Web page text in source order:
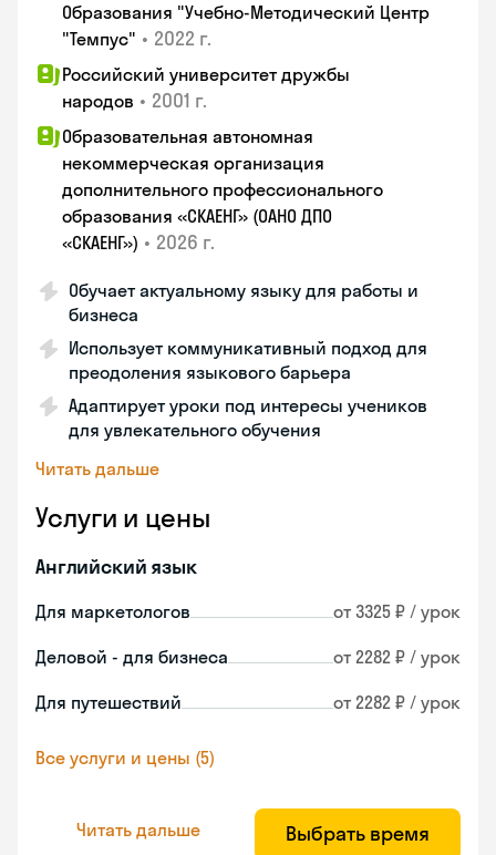
Образования "Учебно-Методический Центр
"Темпус" • 2022 г.
Российский университет дружбы
народов • 2001 г.
Образовательная автономная
некоммерческая организация
дополнительного профессионального
образования «СКАЕНГ» (ОАНО ДПО
«СКАЕНГ») • 2026 г.
Обучает актуальному языку для работы и
бизнеса
Использует коммуникативный подход для
преодоления языкового барьера
Адаптирует уроки под интересы учеников
для увлекательного обучения
Читать дальше
Услуги и цены
Английский язык
Для маркетологов от 3325 ₽ / урок
Деловой - для бизнеса от 2282 ₽ / урок
Для путешествий от 2282 ₽ / урок
Все услуги и цены (5)
Читать дальше Выбрать время